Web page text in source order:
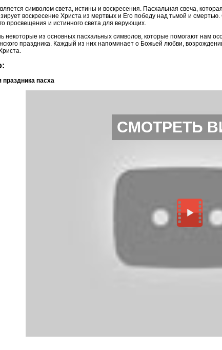
символом света, истины и воскресения. Пасхальная свеча,
воскресение Христа из мертвых и Его победу над тьмой и
просвещения и истинного света для верующих.
некоторые из основных пасхальных символов, которые помогают нам
праздника. Каждый из них напоминает о Божьей любви,
праздника пасха
СМОТРЕТЬ